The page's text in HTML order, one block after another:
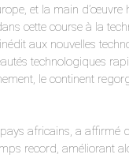
et la main
cette course à la
aux nouvelles
technologiques
le continent
africains, a affirmé
record, améliorant